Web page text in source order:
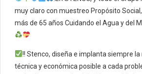
muy claro con muestreo Propósito
más de 65 años Cuidando el Agua y del
!! Stenco, diseña e implanta siempre
técnica y económica posible a cada